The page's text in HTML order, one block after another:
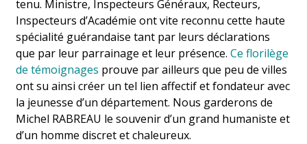
tenu. Ministre, Inspecteurs Généraux, Recteurs,
Inspecteurs d’Académie ont vite reconnu cette haute
spécialité guérandaise tant par leurs déclarations
que par leur parrainage et leur présence. Ce florilège
de témoignages prouve par ailleurs que peu de villes
ont su ainsi créer un tel lien affectif et fondateur avec
la jeunesse d’un département. Nous garderons de
Michel RABREAU le souvenir d’un grand humaniste et
d’un homme discret et chaleureux.